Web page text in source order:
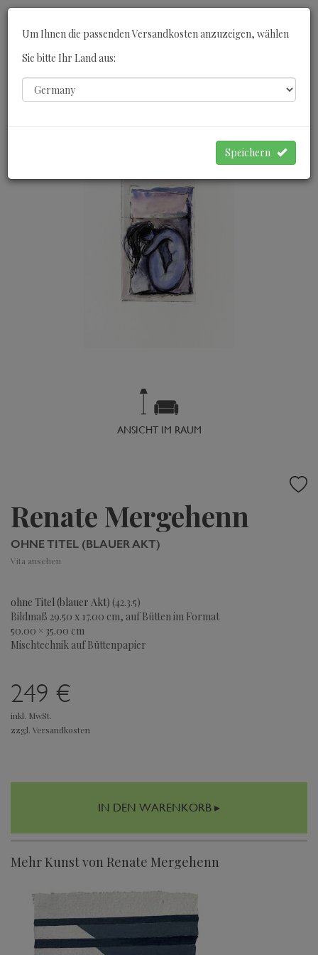
ANSICHT IM RAUM
Renate Mergehenn
OHNE TITEL (BLAUER AKT)
Vita ansehen
ohne Titel (blauer Akt) (42.3.5)
Bildmaß 29.50 x 17.00 cm, auf Bütten im Format
50.00 × 35.00 cm
Mischtechnik auf Büttenpapier
249 €
inkl. MwSt.
zzgl. Versandkosten
IN DEN WARENKORB ▸
Mehr Kunst von Renate Mergehenn
Um Ihnen die passenden Versandkosten anzuzeigen, wählen
Sie bitte Ihr Land aus:
Speichern